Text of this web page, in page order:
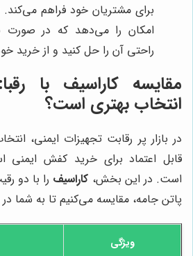
برای مشتریان خود فراهم
امکان را می‌دهد که در صورت
راحتی آن را حل کنید و از خرید
مقایسهکاراسیف با
انتخاب بهتری است؟
در بازار پر رقابت تجهیزات ایمنی،
قابل اعتماد برای خرید کفش ایمنی
است. در این بخش، کاراسیف را با دو
پاتن جامه، مقایسه می‌کنیم تا به شما
ویژگی